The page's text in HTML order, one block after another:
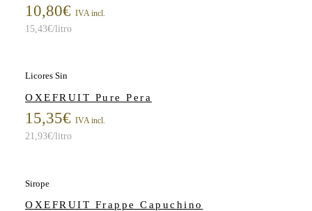
10,80€ IVA incl.
15,43€/litro
Licores Sin
OXEFRUIT Pure Pera
15,35€ IVA incl.
21,93€/litro
Sirope
OXEFRUIT Frappe Capuchino